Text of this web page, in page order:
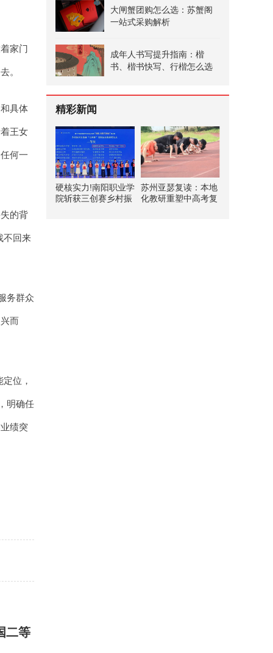
家门
。
具体
王女
何一
的背
不回来
务群众
而
位，
明确任
绩突
二等
大闸蟹团购怎么选：苏蟹阁
一站式采购解析
成年人书写提升指南：楷
书、楷书快写、行楷怎么选
精彩新闻
硬核实力!南阳职业学
院斩获三创赛乡村振
苏州亚瑟复读：本地
化教研重塑中高考复